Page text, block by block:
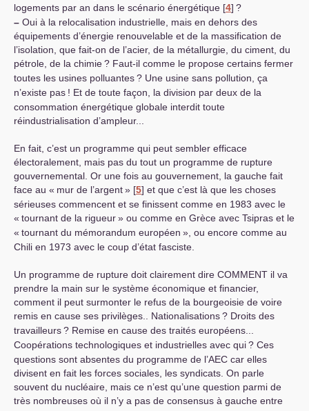
logements par an dans le scénario énergétique [4] ?
– Oui à la relocalisation industrielle, mais en dehors des
équipements d’énergie renouvelable et de la massification de
l’isolation, que fait-on de l’acier, de la métallurgie, du ciment, du
pétrole, de la chimie? Faut-il comme le propose certains fermer
toutes les usines polluantes? Une usine sans pollution, ça
n’existe pas ! Et de toute façon, la division par deux de la
consommation énergétique globale interdit toute
réindustrialisation d’ampleur...
En fait, c’est un programme qui peut sembler efficace
électoralement, mais pas du tout un programme de rupture
gouvernemental. Or une fois au gouvernement, la gauche fait
face au « mur de l’argent» [5] et que c’est là que les choses
sérieuses commencent et se finissent comme en 1983 avec le
« tournant de la rigueur» ou comme en Grèce avec Tsipras et le
« tournant du mémorandum européen », ou encore comme au
Chili en 1973 avec le coup d’état fasciste.
Un programme de rupture doit clairement dire COMMENT il va
prendre la main sur le système économique et financier,
comment il peut surmonter le refus de la bourgeoisie de voire
remis en cause ses privilèges.. Nationalisations? Droits des
travailleurs? Remise en cause des traités européens...
Coopérations technologiques et industrielles avec qui? Ces
questions sont absentes du programme de l’AEC car elles
divisent en fait les forces sociales, les syndicats. On parle
souvent du nucléaire, mais ce n’est qu’une question parmi de
très nombreuses où il n’y a pas de consensus à gauche entre